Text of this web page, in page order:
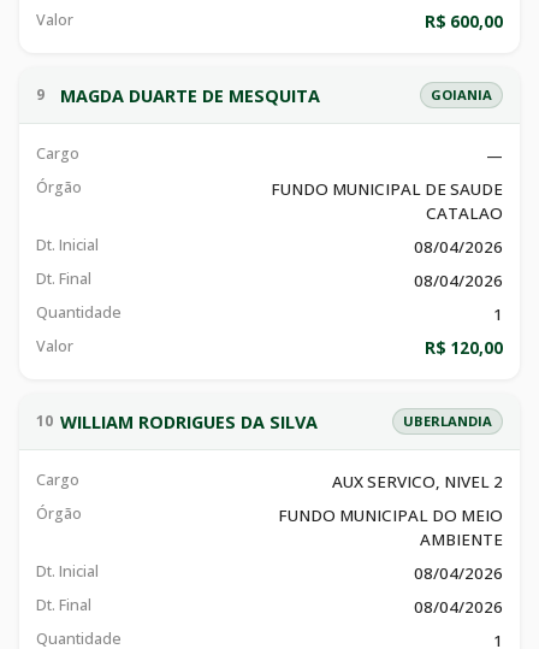
Valor R$ 600,00
9 MAGDA DUARTE DE MESQUITA GOIANIA
Cargo —
Órgão
FUNDO MUNICIPAL DE SAUDE
CATALAO
Dt. Inicial 08/04/2026
Dt. Final 08/04/2026
Quantidade 1
Valor R$ 120,00
10 WILLIAM RODRIGUES DA SILVA UBERLANDIA
Cargo AUX SERVICO, NIVEL 2
Órgão
FUNDO MUNICIPAL DO MEIO
AMBIENTE
Dt. Inicial 08/04/2026
Dt. Final 08/04/2026
Quantidade 1